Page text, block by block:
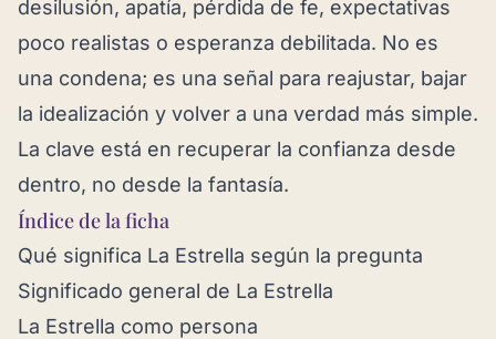
desilusión, apatía, pérdida de fe, expectativas
poco realistas o esperanza debilitada. No es
una condena; es una señal para reajustar, bajar
la idealización y volver a una verdad más simple.
La clave está en recuperar la confianza desde
dentro, no desde la fantasía.
Índice de la ficha
Qué significa La Estrella según la pregunta
Significado general de La Estrella
La Estrella como persona